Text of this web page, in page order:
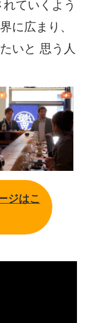
ていくよう
に広まり、
いと 思う人
ジはこ